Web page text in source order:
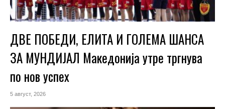
ДВЕ ПОБЕДИ, ЕЛИТА И ГОЛЕМА ШАНСА
ЗА МУНДИЈАЛ Македонија утре тргнува
по нов успех
5 август, 2026